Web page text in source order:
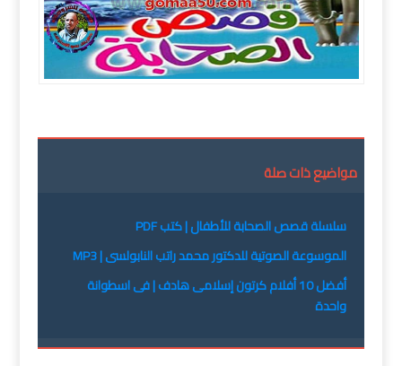
مواضيع ذات صلة
سلسلة قصص الصحابة للأطفال | كتب PDF
الموسوعة الصوتية للدكتور محمد راتب النابولسى | MP3
أفضل 10 أفلام كرتون إسلامى هادف | فى اسطوانة
واحدة